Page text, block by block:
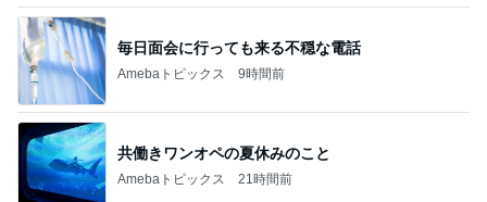
毎日面会に行っても来る不穏な電話
Amebaトピックス 9時間前
共働きワンオペの夏休みのこと
Amebaトピックス 21時間前